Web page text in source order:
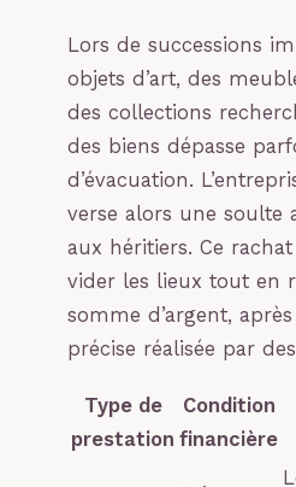
Lors de successions
objets d’art, des
des collections
des biens dépasse
d’évacuation.
verse alors une soulte
aux héritiers. Ce
vider les lieux tout en
somme d’argent,
précise réalisée par
Type de
prestation
Condition
financière